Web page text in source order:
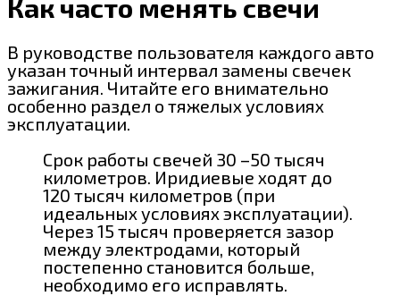
Как часто менять свечи
В руководстве пользователя каждого авто
указан точный интервал замены свечек
зажигания. Читайте его внимательно
особенно раздел о тяжелых условиях
эксплуатации.
Срок работы свечей 30 –50 тысяч
километров. Иридиевые ходят до
120 тысяч километров (при
идеальных условиях эксплуатации).
Через 15 тысяч проверяется зазор
между электродами, который
постепенно становится больше,
необходимо его исправлять.